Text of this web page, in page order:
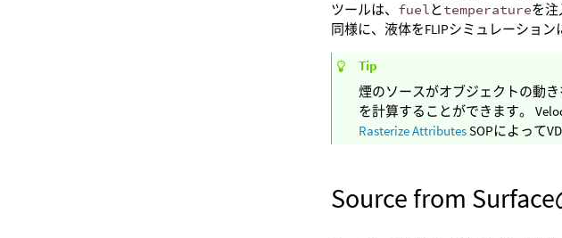
ツールは、 fuelとtemperatureを
同様に、液体をFLIPシミュレーショ
Tip
煙のソースがオブジェクトの動
を計算することができます。
Rasterize AttributesSOPによって
Source from